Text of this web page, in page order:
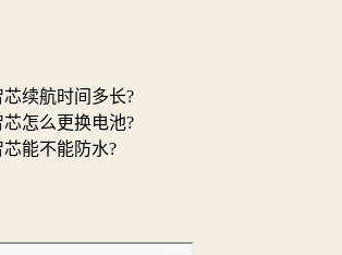
续航时间多长?
怎么更换电池?
能不能防水?